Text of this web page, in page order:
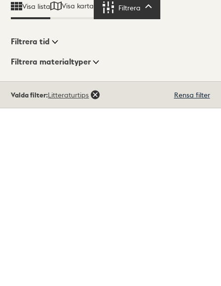
Visa lista Visa karta Filtrera
Visningsläge
Filtrera tid
Filtrera materialtyper
träffar
Valda filter:Litteraturtips Rensa filter